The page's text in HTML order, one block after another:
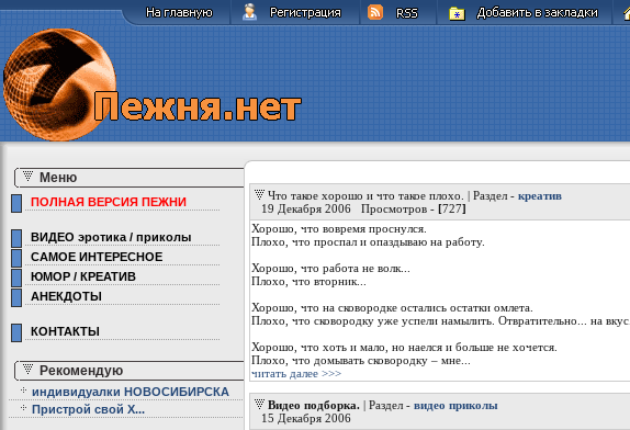
Меню
ПОЛНАЯ ВЕРСИЯ ПЕЖНИ
ВИДЕО эротика / приколы
САМОЕ ИНТЕРЕСНОЕ
ЮМОР / КРЕАТИВ
АНЕКДОТЫ
КОНТАКТЫ
Рекомендую
индивидуалки НОВОСИБИРСКА
Пристрой свой Х...
Что такое хорошо и что такое плохо. | Раздел - креатив
19 Декабря 2006 Просмотров - [727]
Хорошо, что вовремя проснулся.
Плохо, что проспал и опаздываю на работу.
Хорошо, что работа не волк...
Плохо, что вторник...
Хорошо, что на сковородке остались остатки омлета.
Плохо, что сковородку уже уcпели намылить. Отвратительно... на вкус.
Хорошо, что хоть и мало, но наелся и больше не хочется.
Плохо, что домывать сковородку – мне...
читать далее >>>
Видео подборка. | Раздел - видео приколы
15 Декабря 2006